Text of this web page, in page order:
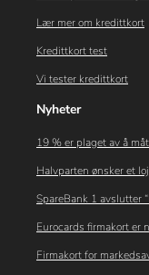
Lær mer om kredittkort
Kredittkort test
Vi tester kredittkort
Nyheter
19 % er plaget av å
Halvparten ønsker et
SpareBank 1 avslutter
Eurocards firmakort er
Firmakort for